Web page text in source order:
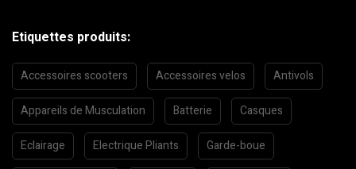
Etiquettes produits:
Accessoires scooters Accessoires velos Antivols
Appareils de Musculation Batterie Casques
Eclairage Electrique Pliants Garde-boue